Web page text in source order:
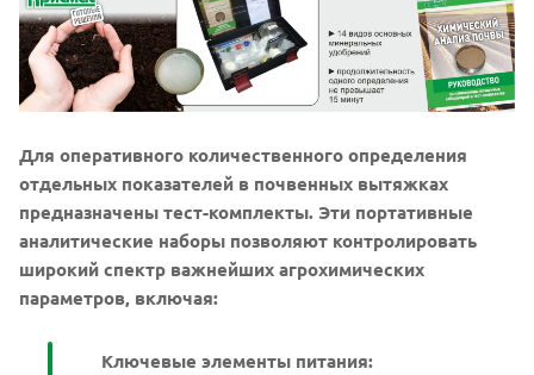
Для оперативного количественного определения
отдельных показателей в почвенных вытяжках
предназначены тест-комплекты. Эти портативные
аналитические наборы позволяют контролировать
широкий спектр важнейших агрохимических
параметров, включая:
Ключевые элементы питания: